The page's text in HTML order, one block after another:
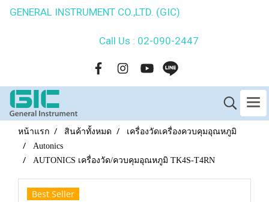
GENERAL INSTRUMENT CO.,LTD. (GIC)
Call Us : 02-090-2447
หน้าแรก สินค้าทั้งหมด
เครื่องวัดเครื่องควบคุมอุณหภูมิ
Autonics
AUTONICS เครื่องวัด/ควบคุมอุณหภูมิ TK4S-T4RN
Best Seller